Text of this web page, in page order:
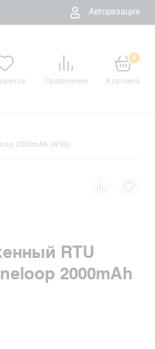
Авторизация
Сравнение Корзина
0
2000mAh (4/80)
RTU
2000mAh